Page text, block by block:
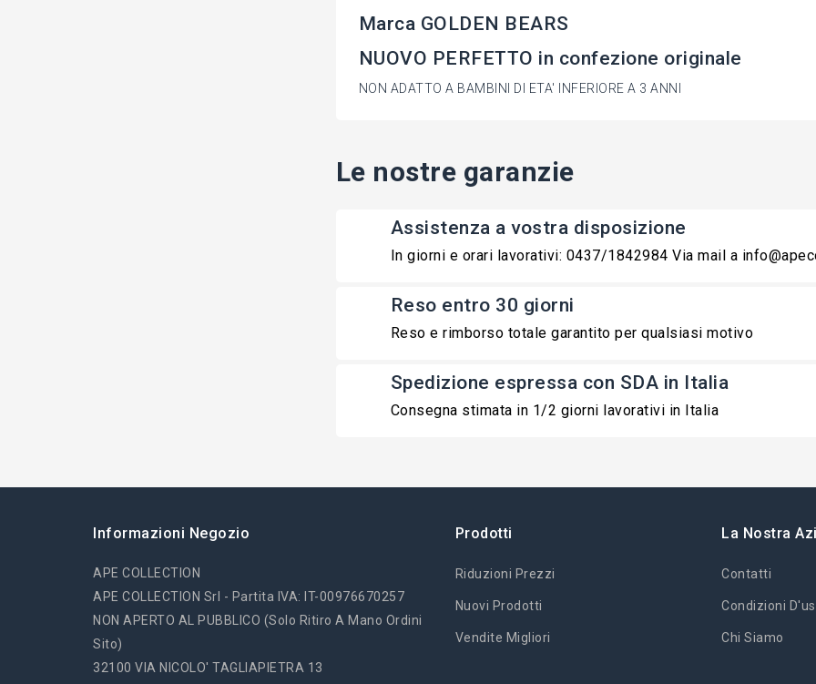
Marca GOLDEN BEARS
NUOVO PERFETTO in confezione originale
NON ADATTO A BAMBINI DI ETA' INFERIORE A 3 ANNI
Le nostre garanzie
Assistenza a vostra disposizione
In giorni e orari lavorativi: 0437/1842984 Via mail a
Reso entro 30 giorni
Reso e rimborso totale garantito per qualsiasi motivo
Spedizione espressa con SDA in Italia
Consegna stimata in 1/2 giorni lavorativi in Italia
Informazioni Negozio
APE COLLECTION
APE COLLECTION Srl - Partita IVA: IT-00976670257
NON APERTO AL PUBBLICO (solo Ritiro A Mano Ordini
Sito)
32100 VIA NICOLO' TAGLIAPIETRA 13
Prodotti
Riduzioni Prezzi
Nuovi Prodotti
Vendite Migliori
La Nostra
Contatti
Condizioni
Chi Siamo